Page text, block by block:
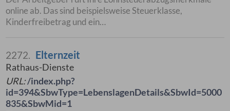
online ab. Das sind beispielsweise Steuerklasse,
Kinderfreibetrag und ein…
2272. Elternzeit
Rathaus-Dienste
URL:/index.php?
id=394&SbwType=LebenslagenDetails&SbwId=5000
835&SbwMid=1